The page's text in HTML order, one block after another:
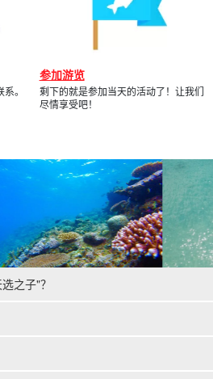
。
参加游览
剩下的就是参加当天的活动了！让我们
尽情享受吧！
之子"？